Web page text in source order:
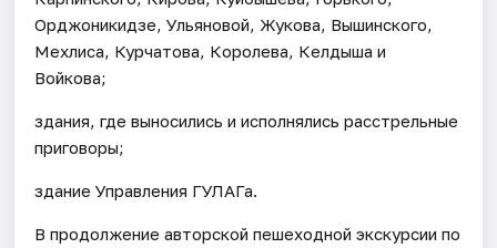
Орджоникидзе, Ульяновой, Жукова, Вышинского,
Мехлиса, Курчатова, Королева, Келдыша и
Войкова;
здания, где выносились и исполнялись расстрельные
приговоры;
здание Управления ГУЛАГа.
В продолжение авторской пешеходной экскурсии по